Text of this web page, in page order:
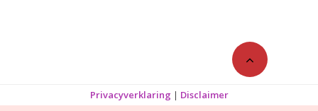
Privacyverklaring | Disclaimer